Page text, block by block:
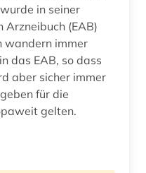
in seiner
Arzneibuch (EAB)
wandern immer
das EAB, so dass
aber sicher immer
für die
gelten.